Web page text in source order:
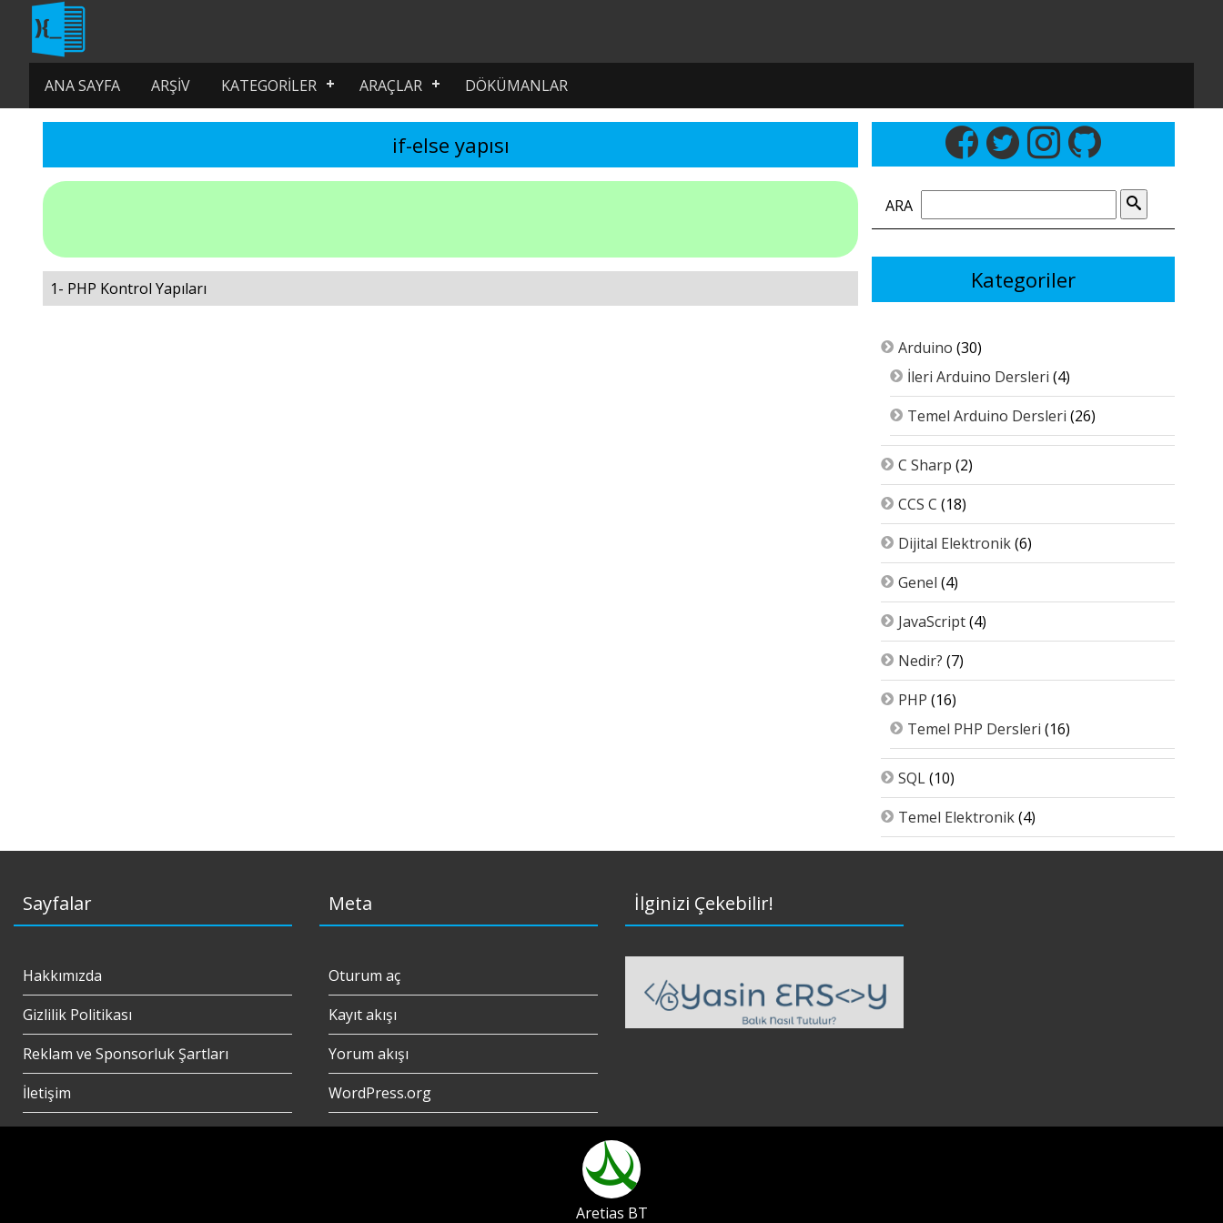
ANA SAYFA ARŞIV KATEGORILER ARAÇLAR DÖKÜMANLAR
if-else yapısı
1- PHP Kontrol Yapıları
ARA
Kategoriler
Arduino (30)
İleri Arduino Dersleri (4)
Temel Arduino Dersleri (26)
C Sharp (2)
CCS C (18)
Dijital Elektronik(6)
Genel (4)
JavaScript(4)
Nedir? (7)
PHP (16)
Temel PHP Dersleri (16)
SQL(10)
Temel Elektronik(4)
Sayfalar
Hakkımızda
Gizlilik Politikası
Reklam ve Sponsorluk Şartları
İletişim
Meta
Oturum aç
Kayıt akışı
Yorum akışı
WordPress.org
İlginizi Çekebilir!
Aretias BT